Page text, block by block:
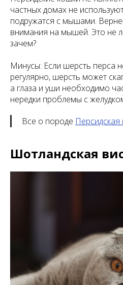
частных домах не
подружатся с мышами.
внимания на мышей. Это не
зачем?
Минусы: Если шерсть перса
регулярно, шерсть может
а глаза и уши необходимо
нередки проблемы с
Все о породе Персидская
Шотландская